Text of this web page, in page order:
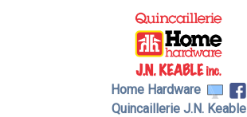
Home Hardware
Quincaillerie J.N. Keable